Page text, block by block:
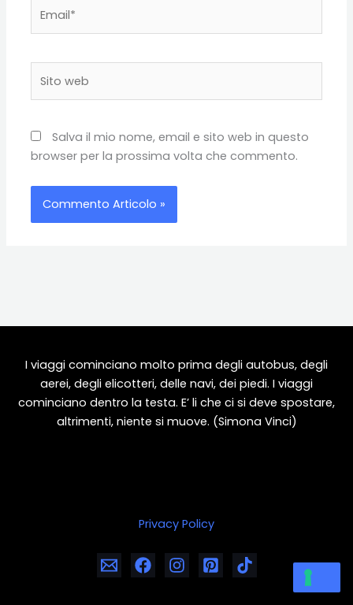
web
Salva il mio nome, email e sito web in questo
browser per la prossima volta che commento.
I viaggi cominciano molto prima degli autobus, degli
aerei, degli elicotteri, delle navi, dei piedi. I viaggi
cominciano dentro la testa. E’ li che ci si deve spostare,
altrimenti, niente si muove. (Simona Vinci)
Privacy Policy